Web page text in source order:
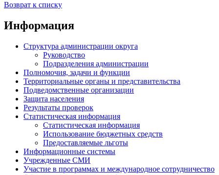
Возврат к списку
Информация
Структура администрации округа
Руководство
Подразделения администрации
Полномочия, задачи и функции
Территориальные органы и представительства
Подведомственные организации
Защита населения
Результаты проверок
Статистическая информация
Статистическая информация
Использование бюджетных средств
Предоставляемые льготы
Информационные системы
Учрежденные СМИ
Участие в программах и международное сотрудничество